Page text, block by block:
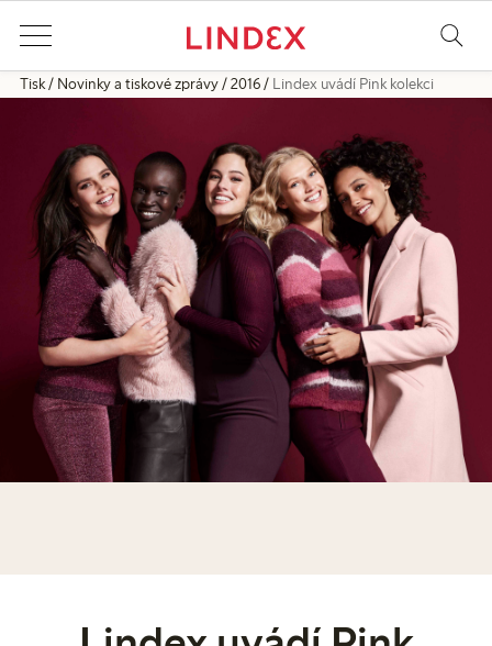
Tisk Novinky a tiskové zprávy 2016 Lindex uvádí Pink kolekci